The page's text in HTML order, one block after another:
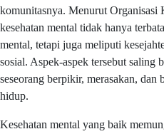
komunitasnya. Menurut Organisasi
kesehatan mental tidak hanya
mental, tetapi juga meliputi
sosial. Aspek-aspek tersebut saling
seseorang berpikir, merasakan, dan
hidup.
Kesehatan mental yang baik